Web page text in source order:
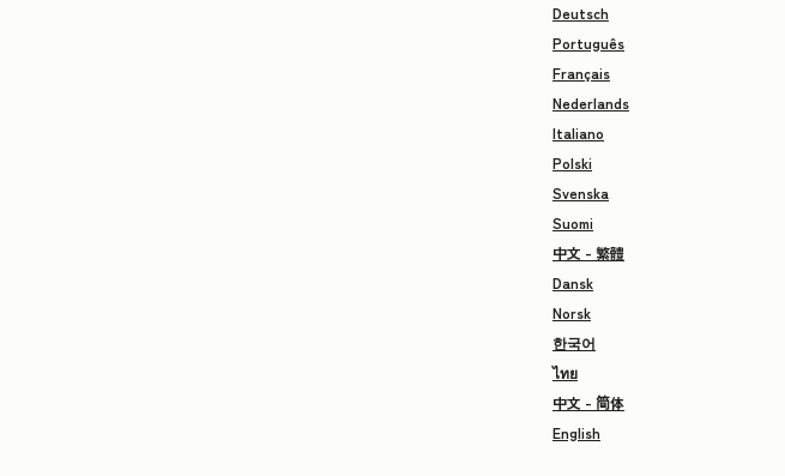
Deutsch
Português
Français
Nederlands
Italiano
Polski
Svenska
Suomi
中文 - 繁體
Dansk
Norsk
한국어
ไทย
中文 - 简体
English